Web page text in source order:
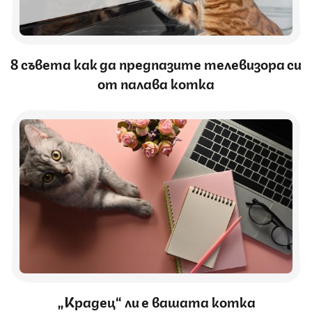
8 съвета как да предпазите телевизора си
от палава котка
„Крадец“ ли е вашата котка